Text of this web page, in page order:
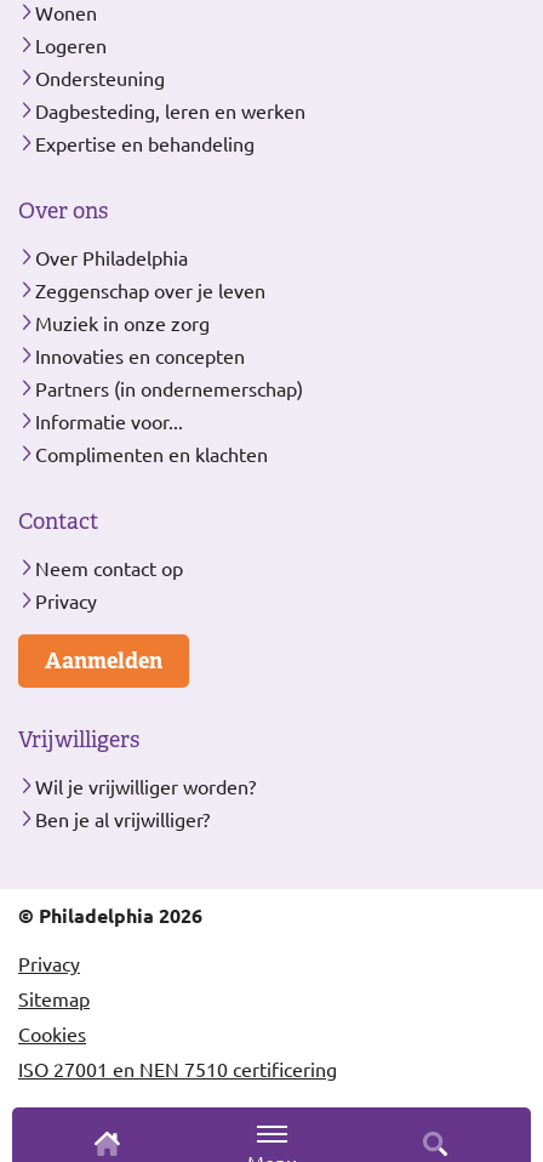
Wonen
Logeren
Ondersteuning
Dagbesteding, leren en werken
Expertise en behandeling
Over ons
Over Philadelphia
Zeggenschap over je leven
Muziek in onze zorg
Innovaties en concepten
Partners (in ondernemerschap)
Informatie voor...
Complimenten en klachten
Contact
Neem contact op
Privacy
Aanmelden
Vrijwilligers
Wil je vrijwilliger worden?
Ben je al vrijwilliger?
© Philadelphia 2026
Privacy
Sitemap
Cookies
ISO 27001 en NEN 7510 certificering